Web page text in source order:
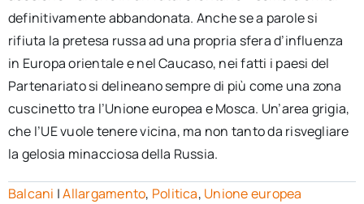
definitivamente abbandonata. Anche se a parole si
rifiuta la pretesa russa ad una propria sfera d’influenza
in Europa orientale e nel Caucaso, nei fatti i paesi del
Partenariato si delineano sempre di più come una zona
cuscinetto tra l’Unione europea e Mosca. Un’area grigia,
che l’UE vuole tenere vicina, ma non tanto da risvegliare
la gelosia minacciosa della Russia.
Balcani |Allargamento, Politica, Unione europea